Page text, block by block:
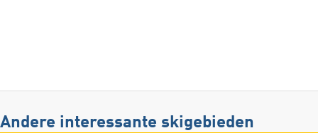
Andere interessante skigebieden